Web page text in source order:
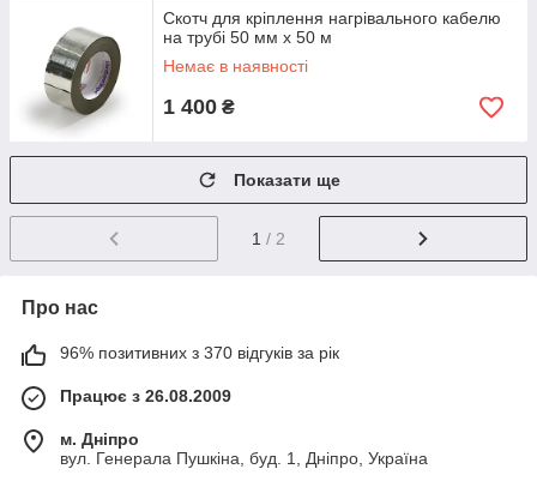
Скотч для кріплення нагрівального кабелю
на трубі 50 мм х 50 м
Немає в наявності
1 400 ₴
Показати ще
1 / 2
Про нас
96% позитивних з 370 відгуків за рік
Працює з 26.08.2009
м. Дніпро
вул. Генерала Пушкіна, буд. 1, Дніпро, Україна